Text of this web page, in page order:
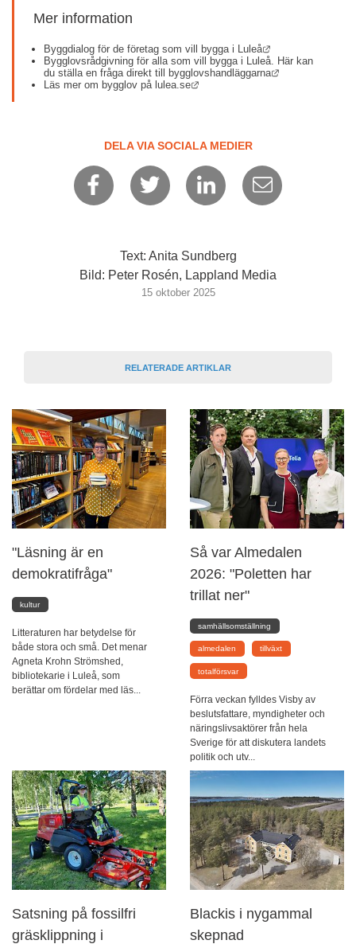
Mer information
Byggdialog för de företag som vill bygga i Luleå
Länk till annan
Bygglovsrådgivning för alla som vill bygga i Luleå. Här kan
du ställa en fråga direkt till bygglovshandläggarna
Länk till annan
Läs mer om bygglov på lulea.se
Länk till annan webbplats.
DELA VIA SOCIALA MEDIER
Text: Anita Sundberg
Bild: Peter Rosén, Lappland Media
15 oktober 2025
RELATERADE ARTIKLAR
"Läsning är en
demokratifråga"
kultur
Litteraturen har betydelse för
både stora och små. Det menar
Agneta Krohn Strömshed,
bibliotekarie i Luleå, som
berättar om fördelar med läs...
Så var Almedalen
2026: "Poletten har
trillat ner"
samhällsomställning
almedalen tillväxt
totalförsvar
Förra veckan fylldes Visby av
beslutsfattare, myndigheter och
näringslivsaktörer från hela
Sverige för att diskutera landets
politik och utv...
Satsning på fossilfri
gräsklippning i
Blackis i nygammal
skepnad